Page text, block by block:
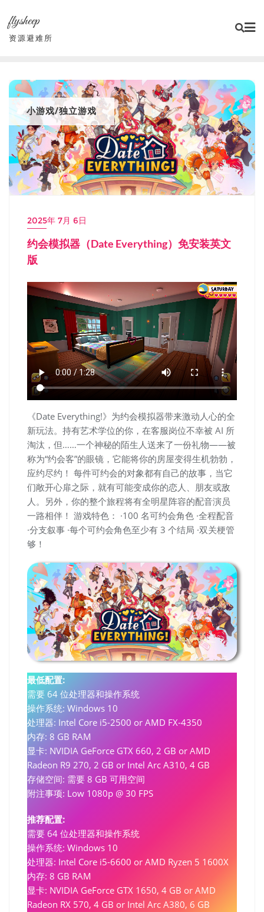
content
flysheep
资源避难所
小游戏/独立游戏
2025年 7月 6日
约会模拟器（Date Everything）免安装英文
版
《Date Everything!》为约会模拟器带来激动人心的全
新玩法。持有艺术学位的你，在客服岗位不幸被 AI 所
淘汰，但……一个神秘的陌生人送来了一份礼物——被
称为“约会客”的眼镜，它能将你的房屋变得生机勃勃，
应约尽约！ 每件可约会的对象都有自己的故事，当它
们敞开心扉之际，就有可能变成你的恋人、朋友或敌
人。另外，你的整个旅程将有全明星阵容的配音演员
一路相伴！ 游戏特色： ·100 名可约会角色 ·全程配音
·分支叙事 ·每个可约会角色至少有 3 个结局 ·双关梗管
够！
最低配置:
需要 64 位处理器和操作系统
操作系统: Windows 10
处理器: Intel Core i5-2500 or AMD FX-4350
内存: 8 GB RAM
显卡: NVIDIA GeForce GTX 660, 2 GB or AMD
Radeon R9 270, 2 GB or Intel Arc A310, 4 GB
存储空间: 需要 8 GB 可用空间
附注事项: Low 1080p @ 30 FPS
推荐配置:
需要 64 位处理器和操作系统
操作系统: Windows 10
处理器: Intel Core i5-6600 or AMD Ryzen 5 1600X
内存: 8 GB RAM
显卡: NVIDIA GeForce GTX 1650, 4 GB or AMD
Radeon RX 570, 4 GB or Intel Arc A380, 6 GB